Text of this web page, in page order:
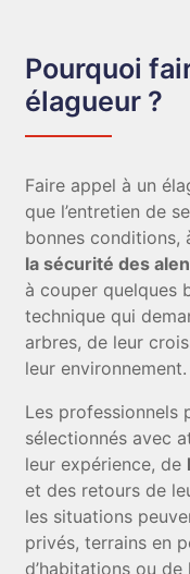
Pourquoi
élagueur ?
Faire appel à un
que l’entretien de
bonnes conditions,
la sécurité des
à couper quelques
technique qui
arbres, de leur
leur environnement.
Les professionnels
sélectionnés avec
leur expérience, de
et des retours de
les situations
privés, terrains en
d’habitations ou